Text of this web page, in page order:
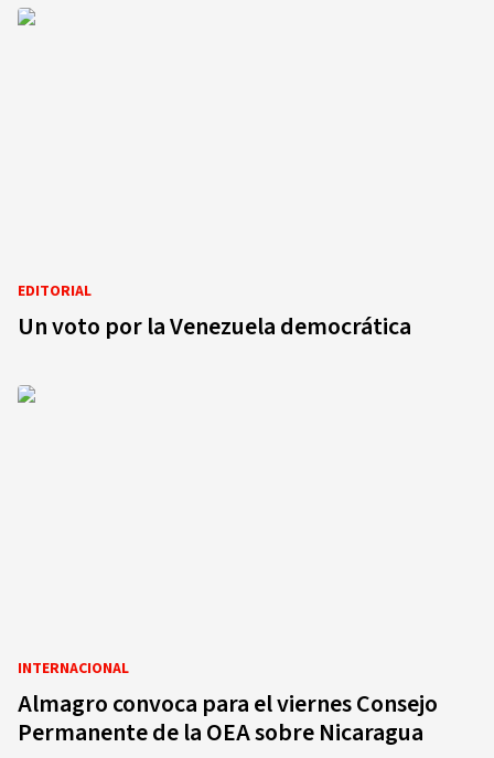
EDITORIAL
Un voto por la Venezuela democrática
INTERNACIONAL
Almagro convoca para el viernes Consejo
Permanente de la OEA sobre Nicaragua